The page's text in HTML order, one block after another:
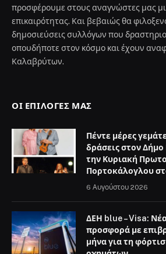
προσφέρουμε στους αναγνώστες μας
επικαιρότητας. Και βεβαιώς θα
δημοσιεύσεις συλλόγων που
οπουδήποτε στον κόσμο και έχουν
Καλαβρύτων.
ΟΙ ΕΠΙΛΟΓΈΣ ΜΑΣ
Πέντε μέρες
δράσεις στον
την Κυριακή
Πορτοκάλογλου
6 Αυγούστου 2026
ΔΕΗ blue – Visa:
προσφορά με
μήνα για τη